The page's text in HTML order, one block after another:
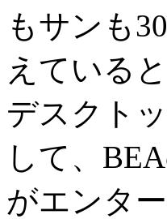
もサンも
えている
デスクト
して、
がエンタ